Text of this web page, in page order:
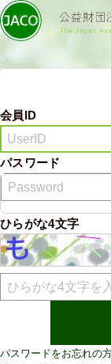
会員ID
パスワード
ひらがな4文字
パスワードをお忘れの